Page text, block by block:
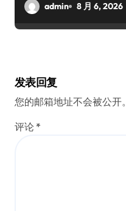
admin 8 月 6, 2026
发表回复
您的邮箱地址不会被公开。
评论 *